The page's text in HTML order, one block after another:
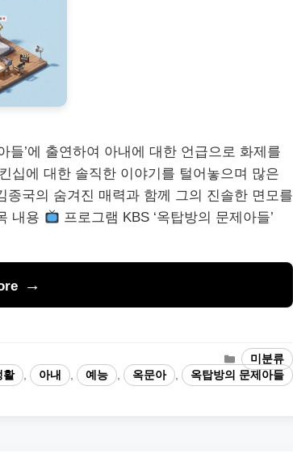
들’에 출연하여 아내에 대한 언급으로 화제를
십에 대한 솔직한 이야기를 털어놓으며 많은
국의 숨겨진 매력과 함께 그의 진솔한 면모를
내용
프로그램 KBS ‘옥탑방의 문제아들’
카
테
고
미분류
활 , 아내 , 예능 , 옥문아 , 옥탑방의 문제아들